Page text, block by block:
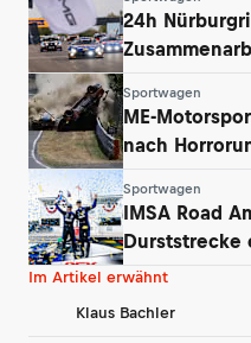
24h
Sportwagen
ME-
nach
Sportwagen
IMSA Road
Durststrecke
Im Artikel erwähnt
Klaus Bachler